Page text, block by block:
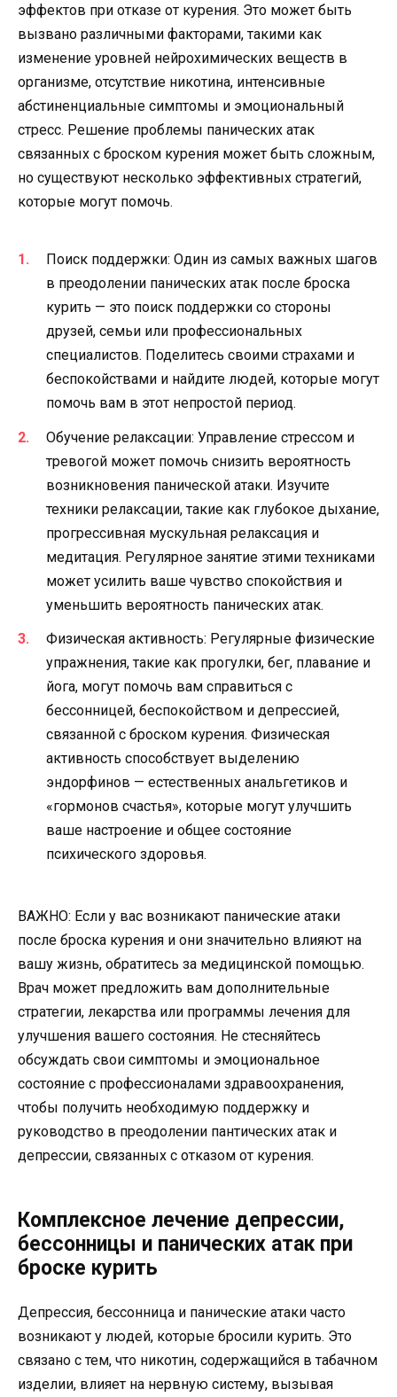
эффектов при отказе от курения. Это может быть
вызвано различными факторами, такими как
изменение уровней нейрохимических веществ в
организме, отсутствие никотина, интенсивные
абстиненциальные симптомы и эмоциональный
стресс. Решение проблемы панических атак
связанных с броском курения может быть сложным,
но существуют несколько эффективных стратегий,
которые могут помочь.
Поиск поддержки: Один из самых важных шагов
в преодолении панических атак после броска
курить — это поиск поддержки со стороны
друзей, семьи или профессиональных
специалистов. Поделитесь своими страхами и
беспокойствами и найдите людей, которые могут
помочь вам в этот непростой период.
Обучение релаксации: Управление стрессом и
тревогой может помочь снизить вероятность
возникновения панической атаки. Изучите
техники релаксации, такие как глубокое дыхание,
прогрессивная мускульная релаксация и
медитация. Регулярное занятие этими техниками
может усилить ваше чувство спокойствия и
уменьшить вероятность панических атак.
Физическая активность: Регулярные физические
упражнения, такие как прогулки, бег, плавание и
йога, могут помочь вам справиться с
бессонницей, беспокойством и депрессией,
связанной с броском курения. Физическая
активность способствует выделению
эндорфинов — естественных анальгетиков и
«гормонов счастья», которые могут улучшить
ваше настроение и общее состояние
психического здоровья.
ВАЖНО: Если у вас возникают панические атаки
после броска курения и они значительно влияют на
вашу жизнь, обратитесь за медицинской помощью.
Врач может предложить вам дополнительные
стратегии, лекарства или программы лечения для
улучшения вашего состояния. Не стесняйтесь
обсуждать свои симптомы и эмоциональное
состояние с профессионалами здравоохранения,
чтобы получить необходимую поддержку и
руководство в преодолении пантических атак и
депрессии, связанных с отказом от курения.
Комплексное лечение депрессии,
бессонницы и панических атак при
броске курить
Депрессия, бессонница и панические атаки часто
возникают у людей, которые бросили курить. Это
связано с тем, что никотин, содержащийся в табачном
изделии, влияет на нервную систему, вызывая